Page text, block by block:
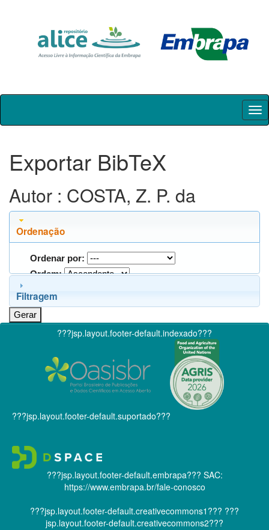
Skip
Exportar BibTeX
Autor : COSTA, Z. P. da
Ordenação
Ordenar por:
Ordem:
Filtragem
???jsp.layout.footer-default.indexado???
???jsp.layout.footer-default.suportado???
???jsp.layout.footer-default.embrapa??? SAC:
https://www.embrapa.br/fale-conosco
???jsp.layout.footer-default.creativecommons1??? ???
jsp.layout.footer-default.creativecommons2???